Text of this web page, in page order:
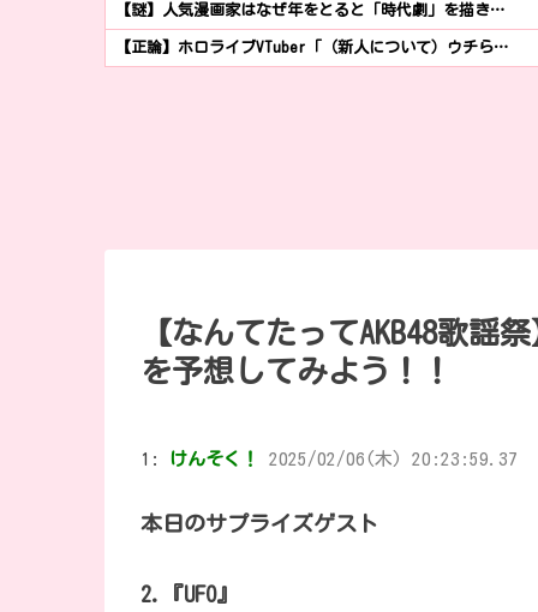
【謎】人気漫画家はなぜ年をとると「時代劇」を描き…
【正論】ホロライブVTuber「（新人について）ウチら…
【なんてたってAKB48歌謡
を予想してみよう！！
1: けんそく！ 2025/02/06(木) 20:23:59.37
本日のサプライズゲスト
2.『UFO』